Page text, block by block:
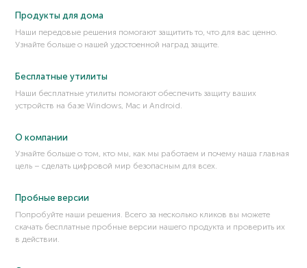
Продукты для дома
Наши передовые решения помогают защитить то, что для вас ценно.
Узнайте больше о нашей удостоенной наград защите.
Бесплатные утилиты
Наши бесплатные утилиты помогают обеспечить защиту ваших
устройств на базе Windows, Mac и Android.
О компании
Узнайте больше о том, кто мы, как мы работаем и почему наша главная
цель – сделать цифровой мир безопасным для всех.
Пробные версии
Попробуйте наши решения. Всего за несколько кликов вы можете
скачать бесплатные пробные версии нашего продукта и проверить их
в действии.